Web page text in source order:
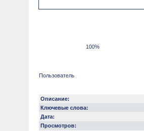
100%
Пользователь
Описание:
Ключевые слова:
Дата:
Просмотров: